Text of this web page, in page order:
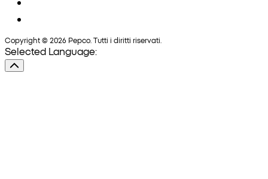
Copyright © 2026 Pepco. Tutti i diritti riservati.
Selected Language: